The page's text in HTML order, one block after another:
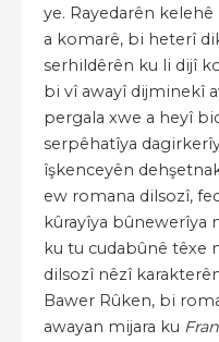
ye. Rayedarên
a komarê, bi heterî
serhildêrên ku li dijî
bi vî awayî dijminekî
pergala xwe a heyî
serpêhatîya
îşkenceyên
ew romana dilsozî,
kûrayîya bûnewerîya
ku tu cudabûnê têxe
dilsozî nêzî
Bawer Rûken, bi
awayan mijara ku